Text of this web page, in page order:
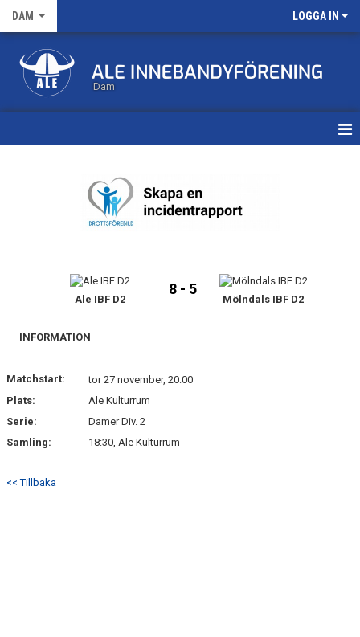
DAM LOGGA IN
Dam
NYHETSARKIVAle IBF D2
8 - 5
Mölndals IBF D2
INFORMATION
Matchstart:
tor 27 november, 20:00
Plats:
Ale Kulturrum
Serie:
Damer Div. 2
Samling:
18:30, Ale Kulturrum
<< Tillbaka